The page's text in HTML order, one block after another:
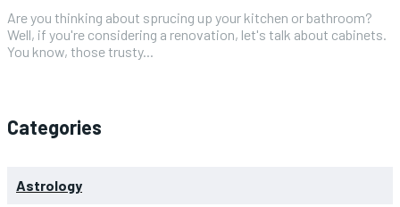
Are you thinking about sprucing up your kitchen or bathroom?
Well, if you're considering a renovation, let's talk about cabinets.
You know, those trusty...
Categories
Astrology